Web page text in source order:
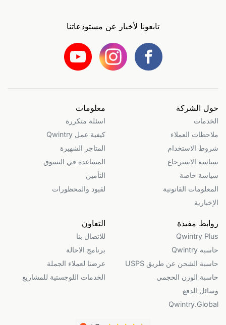
تابعونا لأخبار عن مستودعاتنا
حول الشركة
الخدمات
ملاحظات العملاء
شروط الاستخدام
سياسة الاسترجاع
سياسة خاصة
المعلومات القانونية
الإخبارية
معلومات
اسئلة متكررة
كيفية عمل Qwintry
المتاجر الشهيرة
المساعدة في التسوق
التأمين
لقيود والمحظورات
روابط مفيدة
Qwintry Plus
حاسبة Qwintry
حاسبة الشحن عن طريق USPS
حاسبة الوزن الحجمي
وسائل الدفع
Qwintry.Global
التعاون
للاتصال بنا
برنامج الاحالة
عرضنا لعملاء الجملة
الخدمات اللوجستية للمشاريع